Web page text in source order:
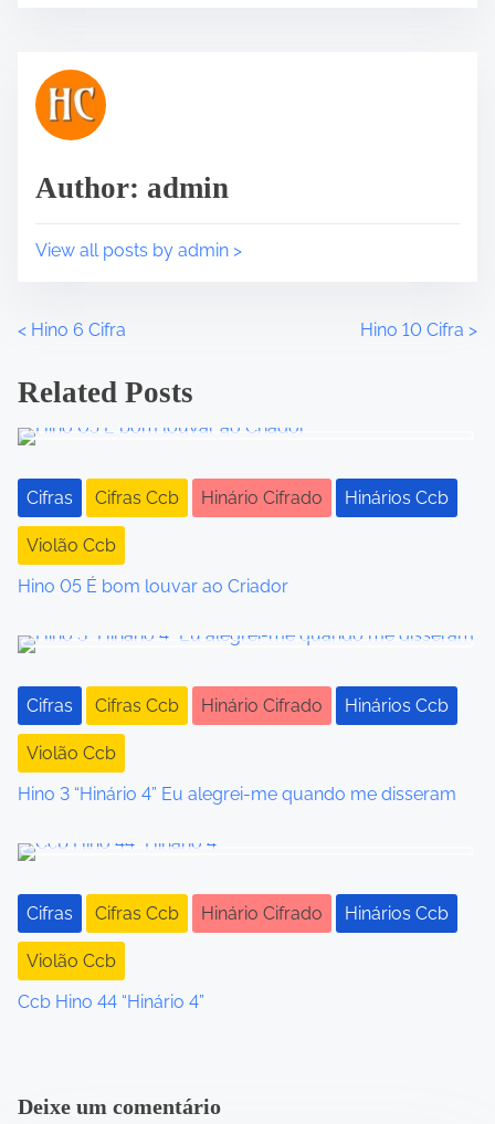
i
p
s
o
e
d
i
e
Author: admin
View all posts by admin >
P
o
s
t
s
n
a
v
i
g
a
i
o
n
< Hino 6 Cifra Hino 10 Cifra >
Related Posts
Cifras Cifras Ccb Hinário Cifrado Hinários Ccb
Violão Ccb
Hino 05 É bom louvar ao Criador
Cifras Cifras Ccb Hinário Cifrado Hinários Ccb
Violão Ccb
Hino 3 “Hinário 4” Eu alegrei-me quando me disseram
Cifras Cifras Ccb Hinário Cifrado Hinários Ccb
Violão Ccb
Ccb Hino 44 “Hinário 4”
Deixe um comentário